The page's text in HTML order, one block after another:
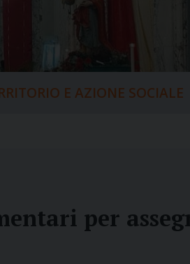
E AZIONE SOCIALE
per